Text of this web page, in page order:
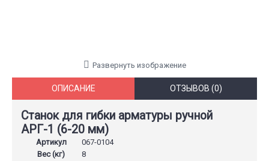
Развернуть изображение
ОПИСАНИЕ ОТЗЫВОВ (0)
Станок для гибки арматуры ручной
АРГ-1 (6-20 мм)
Артикул
067-0104
Вес (кг)
8